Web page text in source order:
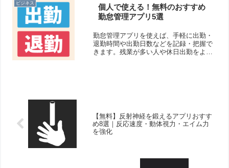
ビジネス
個人で使える！無料のおすすめ
勤怠管理アプリ5選
勤怠管理アプリを使えば、手軽に出勤・
退勤時間や出勤日数などを記録・把握で
きます。残業が多い人や休日出勤をよく
【無料】反射神経を鍛えるアプリおすす
め8選｜反応速度・動体視力・エイム力
を強化